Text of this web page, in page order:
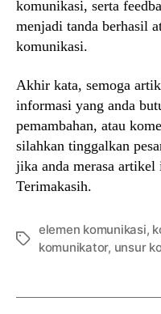
komunikasi, serta
menjadi tanda berhasil
komunikasi.
Akhir kata, semoga
informasi yang anda
pemambahan, atau
silahkan tinggalkan
jika anda merasa
Terimakasih.
Tags
elemen komunikasi,
komunikator, unsur